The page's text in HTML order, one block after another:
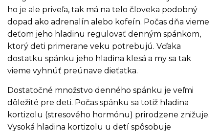
ho je ale priveľa, tak má na telo človeka podobný
dopad ako adrenalín alebo kofeín. Počas dňa vieme
deťom jeho hladinu regulovať denným spánkom,
ktorý deti primerane veku potrebujú. Vďaka
dostatku spánku jeho hladina klesá a my sa tak
vieme vyhnúť preúnave dieťatka.
Dostatočné množstvo denného spánku je veľmi
dôležité pre deti. Počas spánku sa totiž hladina
kortizolu (stresového hormónu) prirodzene znižuje.
Vysoká hladina kortizolu u detí spôsobuje